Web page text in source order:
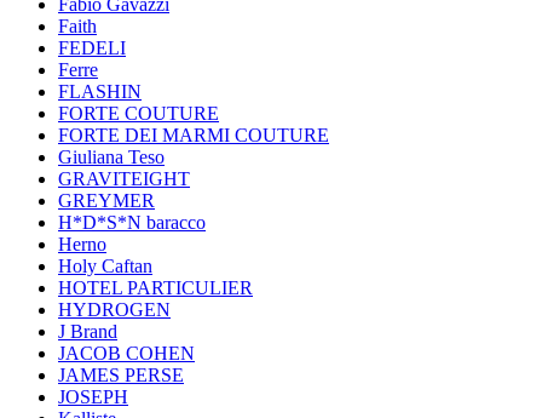
Fabio Gavazzi
Faith
FEDELI
Ferre
FLASHIN
FORTE COUTURE
FORTE DEI MARMI COUTURE
Giuliana Teso
GRAVITEIGHT
GREYMER
H*D*S*N baracco
Herno
Holy Caftan
HOTEL PARTICULIER
HYDROGEN
J Brand
JACOB COHEN
JAMES PERSE
JOSEPH